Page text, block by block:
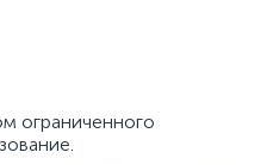
ограниченного